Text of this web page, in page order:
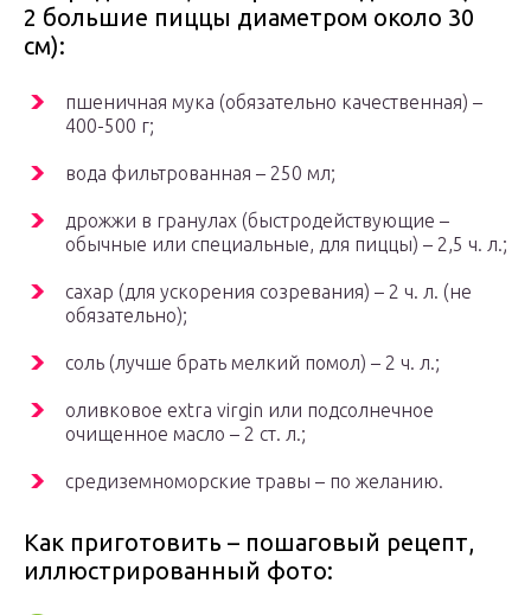
2 большие пиццы диаметром около 30
см):
пшеничная мука (обязательно качественная) –
400-500 г;
вода фильтрованная – 250 мл;
дрожжи в гранулах (быстродействующие –
обычные или специальные, для пиццы) – 2,5 ч. л.;
сахар (для ускорения созревания) – 2 ч. л. (не
обязательно);
соль (лучше брать мелкий помол) – 2 ч. л.;
оливковое extra virgin или подсолнечное
очищенное масло – 2 ст. л.;
средиземноморские травы – по желанию.
Как приготовить – пошаговый рецепт,
иллюстрированный фото: